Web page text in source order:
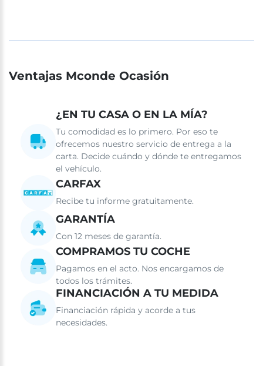
Ventajas Mconde Ocasión
¿EN TU CASA O EN LA MÍA?
Tu comodidad es lo primero. Por eso te
ofrecemos nuestro servicio de entrega a la
carta. Decide cuándo y dónde te entregamos
el vehículo.
CARFAX
Recibe tu informe gratuitamente.
GARANTÍA
Con 12 meses de garantía.
COMPRAMOS TU COCHE
Pagamos en el acto. Nos encargamos de
todos los trámites.
FINANCIACIÓN A TU MEDIDA
Financiación rápida y acorde a tus
necesidades.